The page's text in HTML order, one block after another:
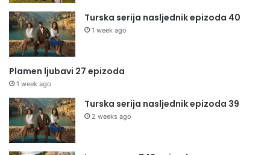
Turska serija nasljednik epizoda 40
1 week ago
Plamen ljubavi 27 epizoda
1 week ago
Turska serija nasljednik epizoda 39
2 weeks ago